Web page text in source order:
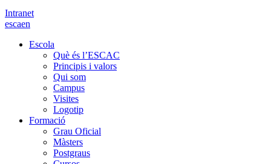
Intranet
escaen
Escola
Què és l’ESCAC
Principis i valors
Qui som
Campus
Visites
Logotip
Formació
Grau Oficial
Màsters
Postgraus